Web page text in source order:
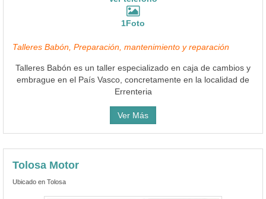
1Foto
Talleres Babón, Preparación, mantenimiento y reparación
Talleres Babón es un taller especializado en caja de cambios y
embrague en el País Vasco, concretamente en la localidad de
Errenteria
Ver Más
Tolosa Motor
Ubicado en Tolosa